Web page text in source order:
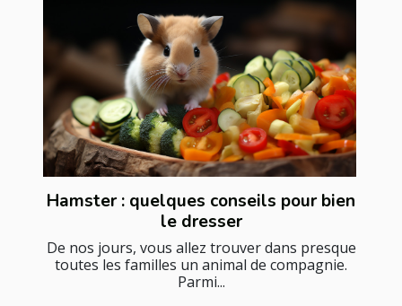
Hamster : quelques conseils pour bien
le dresser
De nos jours, vous allez trouver dans presque
toutes les familles un animal de compagnie.
Parmi...